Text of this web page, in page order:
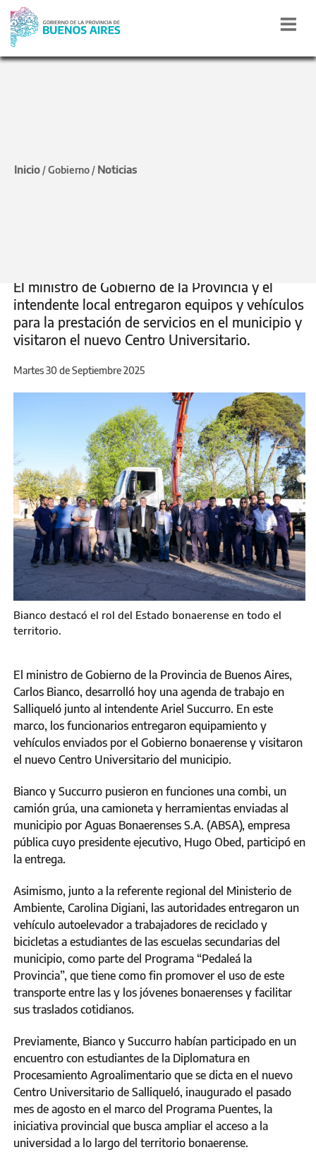
Inicio /Gobierno / Noticias
Bianco y Succurro
El ministro de Gobierno de la Provincia y el
intendente local entregaron equipos y vehículos
para la prestación de servicios en el municipio y
visitaron el nuevo Centro Universitario.
Martes 30 de Septiembre 2025
Bianco destacó el rol del Estado bonaerense en todo el
territorio.
El ministro de Gobierno de la Provincia de Buenos Aires,
Carlos Bianco, desarrolló hoy una agenda de trabajo en
Salliqueló junto al intendente Ariel Succurro. En este
marco, los funcionarios entregaron equipamiento y
vehículos enviados por el Gobierno bonaerense y visitaron
el nuevo Centro Universitario del municipio.
Bianco y Succurro pusieron en funciones una combi, un
camión grúa, una camioneta y herramientas enviadas al
municipio por Aguas Bonaerenses S.A. (ABSA), empresa
pública cuyo presidente ejecutivo, Hugo Obed, participó en
la entrega.
Asimismo, junto a la referente regional del Ministerio de
Ambiente, Carolina Digiani, las autoridades entregaron un
vehículo autoelevador a trabajadores de reciclado y
bicicletas a estudiantes de las escuelas secundarias del
municipio, como parte del Programa “Pedaleá la
Provincia”, que tiene como fin promover el uso de este
transporte entre las y los jóvenes bonaerenses y facilitar
sus traslados cotidianos.
Previamente, Bianco y Succurro habían participado en un
encuentro con estudiantes de la Diplomatura en
Procesamiento Agroalimentario que se dicta en el nuevo
Centro Universitario de Salliqueló, inaugurado el pasado
mes de agosto en el marco del Programa Puentes, la
iniciativa provincial que busca ampliar el acceso a la
universidad a lo largo del territorio bonaerense.